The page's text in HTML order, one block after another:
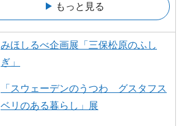
もっと見る
みほしるべ企画展「三保松原のふし
ぎ」
「スウェーデンのうつわ グスタフス
ベリのある暮らし」展